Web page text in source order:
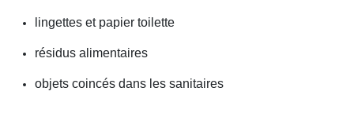
lingettes et papier toilette
résidus alimentaires
objets coincés dans les sanitaires